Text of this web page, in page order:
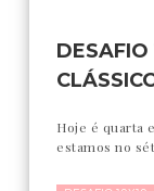
Hoje é quarta
estamos no